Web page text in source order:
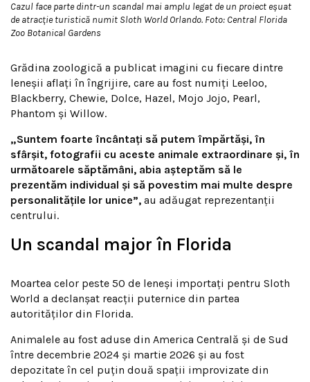
Cazul face parte dintr-un scandal mai amplu legat de un proiect eșuat
de atracție turistică numit Sloth World Orlando. Foto: Central Florida
Zoo Botanical Gardens
Grădina zoologică a publicat imagini cu fiecare dintre
leneșii aflați în îngrijire, care au fost numiți Leeloo,
Blackberry, Chewie, Dolce, Hazel, Mojo Jojo, Pearl,
Phantom și Willow.
„Suntem foarte încântați să putem împărtăși, în
sfârșit, fotografii cu aceste animale extraordinare și, în
următoarele săptămâni, abia așteptăm să le
prezentăm individual și să povestim mai multe despre
personalitățile lor unice”, au adăugat reprezentanții
centrului.
Un scandal major în Florida
Moartea celor peste 50 de leneși importați pentru Sloth
World a declanșat reacții puternice din partea
autorităților din Florida.
Animalele au fost aduse din America Centrală și de Sud
între decembrie 2024 și martie 2026 și au fost
depozitate în cel puțin două spații improvizate din